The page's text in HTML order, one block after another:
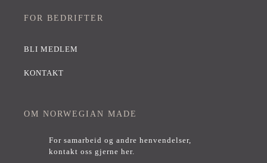
FOR BEDRIFTER
BLI MEDLEM
KONTAKT
OM NORWEGIAN MADE
For samarbeid og andre henvendelser,
kontakt oss gjerne her.